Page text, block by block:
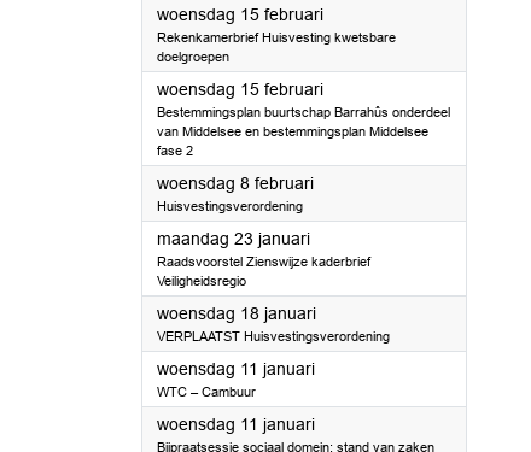
woensdag 15 februari2023
Rekenkamerbrief Huisvesting kwetsbare
doelgroepen
woensdag 15 februari2023
Bestemmingsplan buurtschap Barrahûs onderdeel
van Middelsee en bestemmingsplan Middelsee
fase 2
woensdag 8 februari2023
Huisvestingsverordening
maandag 23 januari2023
Raadsvoorstel Zienswijze kaderbrief
Veiligheidsregio
woensdag 18 januari2023
VERPLAATST Huisvestingsverordening
woensdag 11 januari2023
WTC – Cambuur
woensdag 11 januari2023
Bijpraatsessie sociaal domein: stand van zaken